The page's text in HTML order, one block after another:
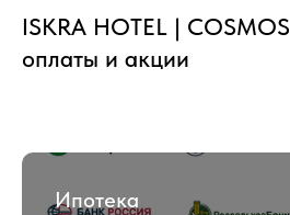
ISKRA HOTEL | COSMOS
оплаты и акции
Ипотека